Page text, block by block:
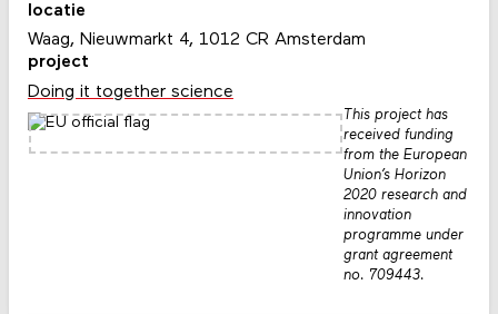
locatie
Waag, Nieuwmarkt 4, 1012 CR Amsterdam
project
Doing it together science
This project has
received funding
from the European
Union’s Horizon
2020 research and
innovation
programme under
grant agreement
no. 709443.